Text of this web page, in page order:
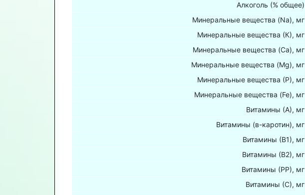
Алкоголь (% общее)
Минеральные вещества (Na), мг
Минеральные вещества (К), мг
Минеральные вещества (Са), мг
Минеральные вещества (Mg), мг
Минеральные вещества (Р), мг
Минеральные вещества (Fe), мг
Витамины (А), мг
Витамины (в-каротин), мг
Витамины (В1), мг
Витамины (В2), мг
Витамины (РР), мг
Витамины (С), мг